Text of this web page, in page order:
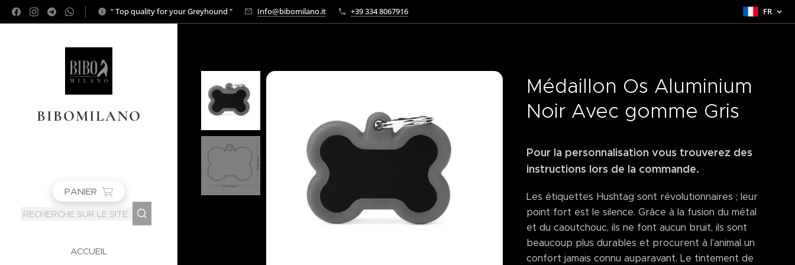
“ Top quality for your Greyhound “ Info@bibomilano.it +39 334 8067916 FR
BIBOMILANO
PANIER
ACCUEIL
Médaillon Os Aluminium
Noir Avec gomme Gris
Pour la personnalisation vous trouverez des
instructions lors de la commande.
Les étiquettes Hushtag sont révolutionnaires ; leur
point fort est le silence. Grâce à la fusion du métal
et du caoutchouc, ils ne font aucun bruit, ils sont
beaucoup plus durables et procurent à l'animal un
confort jamais connu auparavant. Le tintement de